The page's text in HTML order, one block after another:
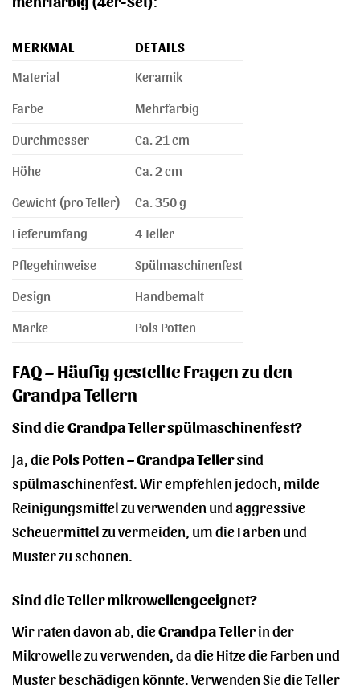
MERKMAL
DETAILS
Material
Keramik
Farbe
Mehrfarbig
Durchmesser
Ca. 21 cm
Höhe
Ca. 2 cm
Gewicht (pro Teller)
Ca. 350 g
Lieferumfang
4 Teller
Pflegehinweise
Spülmaschinenfest
Design
Handbemalt
Marke
Pols Potten
FAQ – Häufig gestellte Fragen zu den
Grandpa Tellern
Sind die Grandpa Teller spülmaschinenfest?
Ja, diePols Potten – Grandpa Tellersind
spülmaschinenfest. Wir empfehlen jedoch, milde
Reinigungsmittel zu verwenden und aggressive
Scheuermittel zu vermeiden, um die Farben und
Muster zu schonen.
Sind die Teller mikrowellengeeignet?
Wir raten davon ab, dieGrandpa Tellerin der
Mikrowelle zu verwenden, da die Hitze die Farben und
Muster beschädigen könnte. Verwenden Sie die Teller